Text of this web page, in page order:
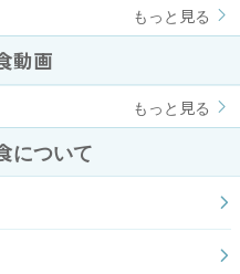
もっと見る
動画
もっと見る
について